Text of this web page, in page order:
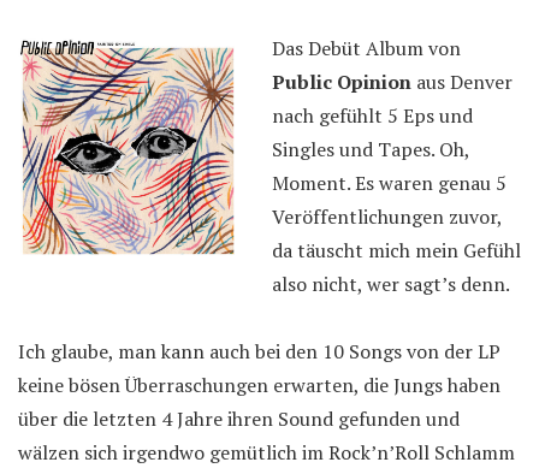
Das Debüt Album von
Public Opinion aus Denver
nach gefühlt 5 Eps und
Singles und Tapes. Oh,
Moment. Es waren genau 5
Veröffentlichungen zuvor,
da täuscht mich mein Gefühl
also nicht, wer sagt’s denn.
Ich glaube, man kann auch bei den 10 Songs von der LP
keine bösen Überraschungen erwarten, die Jungs haben
über die letzten 4 Jahre ihren Sound gefunden und
wälzen sich irgendwo gemütlich im Rock’n’Roll Schlamm